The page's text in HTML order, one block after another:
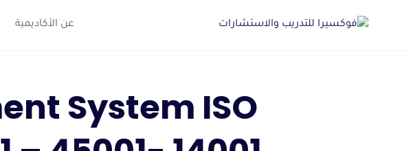
عن الأكاديمية
System ISO